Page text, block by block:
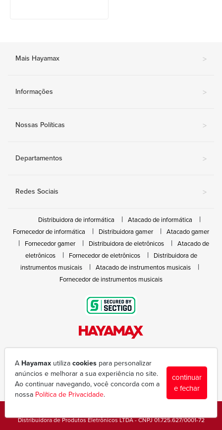
Mais Hayamax >
Informações >
Nossas Políticas >
Departamentos >
Redes Sociais >
Distribuidora de informática
Atacado de informática
Fornecedor de informática
Distribuidora gamer
Atacado gamer
Fornecedor gamer
Distribuidora de eletrônicos
Atacado de
eletrônicos
Fornecedor de eletrônicos
Distribuidora de
instrumentos musicais
Atacado de instrumentos musicais
Fornecedor de instrumentos musicais
(43) 3377-6600
hayamax@hayamax.com.br
Segunda à sexta das 8:00 às 18:00
Distribuidora de Produtos Eletrônicos LTDA - CNPJ 01.725.627/0001-72
A Hayamax utiliza cookies para personalizar
anúncios e melhorar a sua experiência no site.
Ao continuar navegando, você concorda com a
nossa Política de Privacidade.
continuar
e fechar